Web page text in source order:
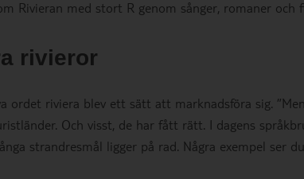
Rivieran med stort R genom sånger, romaner och
rivieror
ordet riviera blev ett sätt att marknadsföra sig.
Och visst, de har fått rätt. I dagens
strandresmål ligger på rad. Några exempel ser